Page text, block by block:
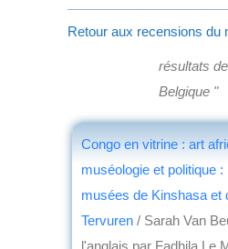
Retour aux recensions du
résultats
Belgique "
Congo en vitrine : art
muséologie et politique :
musées de Kinshasa et
Tervuren / Sarah Van
l'anglais par Fadhila Le